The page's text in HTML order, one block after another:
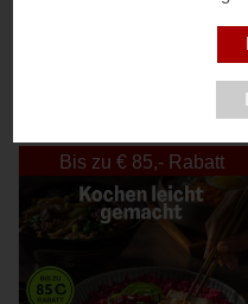
Bis zu € 85,- Rabatt